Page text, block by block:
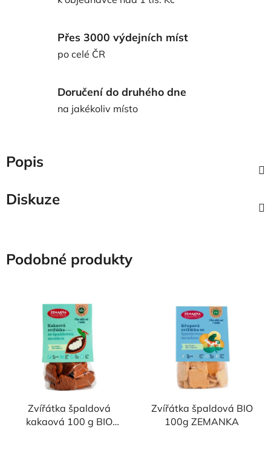
Přes 3000 výdejních míst
po celé ČR
Doručení do druhého dne
na jakékoliv místo
Popis
Diskuze
Podobné produkty
Zvířátka špaldová
kakaová 100 g BIO
Zvířátka špaldová BIO
100g ZEMANKA